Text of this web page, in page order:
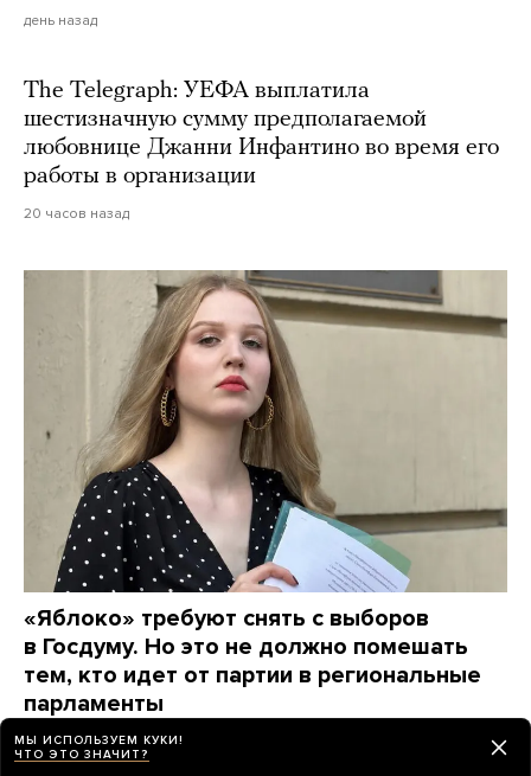
день назад
The Telegraph: УЕФА выплатила
шестизначную сумму предполагаемой
любовнице Джанни Инфантино во время его
работы в организации
20 часов назад
«Яблоко» требуют снять с выборов
в Госдуму. Но это не должно помешать
тем, кто идет от партии в региональные
парламенты
В Петербурге в заксобрание баллотируется 21-
летняя Марина Песляк. Она «искала любые
МЫ ИСПОЛЬЗУЕМ КУКИ!
ЧТО ЭТО ЗНАЧИТ?